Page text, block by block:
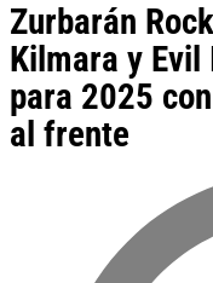
Zurbarán
Kilmara y Evil
para 2025
al frente